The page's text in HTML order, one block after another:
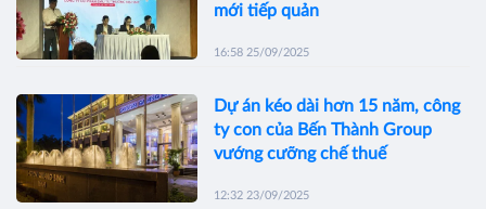
mới tiếp quản
16:58 25/09/2025
Dự án kéo dài hơn 15 năm, công
ty con của Bến Thành Group
vướng cưỡng chế thuế
12:32 23/09/2025